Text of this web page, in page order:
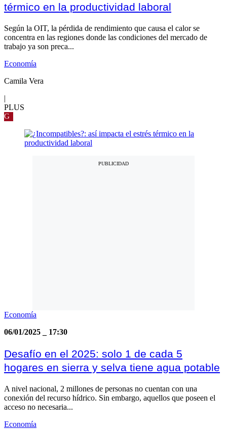
térmico en la productividad laboral
Según la OIT, la pérdida de rendimiento que causa el calor se
concentra en las regiones donde las condiciones del mercado de
trabajo ya son preca...
Economía
Camila Vera
|
PLUS
G
Economía
06/01/2025
17:30
Desafío en el 2025: solo 1 de cada 5
hogares en sierra y selva tiene agua potable
A nivel nacional, 2 millones de personas no cuentan con una
conexión del recurso hídrico. Sin embargo, aquellos que poseen el
acceso no necesaria...
Economía